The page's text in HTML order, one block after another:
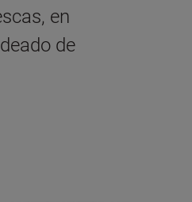
en
de